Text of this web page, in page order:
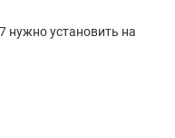
нужно установить на